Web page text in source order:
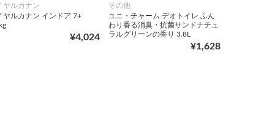
ヤルカナン
ヤルカナン インドア 7+
¥4,024
その他
ユニ・チャーム デオトイレ ふん
わり香る消臭・抗菌サンドナチュ
ラルグリーンの香り 3.8L
¥1,628